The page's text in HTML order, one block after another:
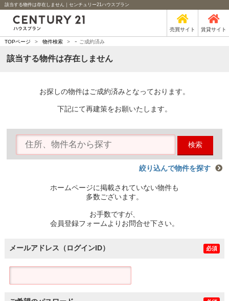
該当する物件は存在しません｜センチュリー21ハウスプラン
売買サイト 賃貸サイト
TOPページ > 物件検索 > - ご成約済み
該当する物件は存在しません
お探しの物件はご成約済みとなっております。
下記にて再建策をお願いたします。
検索
絞り込んで物件を探す
ホームページに掲載されていない物件も
多数ございます。
お手数ですが、
会員登録フォームよりお問合せ下さい。
メールアドレス（ログインID） 必須